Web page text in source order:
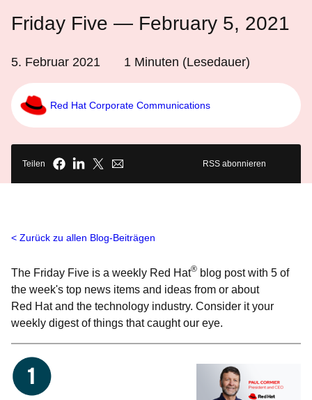
Friday Five — February 5, 2021
5. Februar 2021 1 Minuten (Lesedauer)
Red Hat Corporate Communications
Teilen RSS abonnieren
Zurück zu allen Blog-Beiträgen
The Friday Five is a weekly Red Hat® blog post with 5 of
the week's top news items and ideas from or about
Red Hat and the technology industry. Consider it your
weekly digest of things that caught our eye.